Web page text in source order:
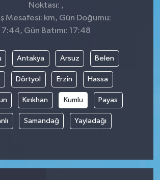
Noktası: ,
Mesafesi: km, Gün Doğumu:
7:44, Gün Batımı: 17:48
Antakya Arsuz Belen
Dörtyol Erzin Hassa
Kırıkhan Kumlu Payas
Samandağ Yayladağı